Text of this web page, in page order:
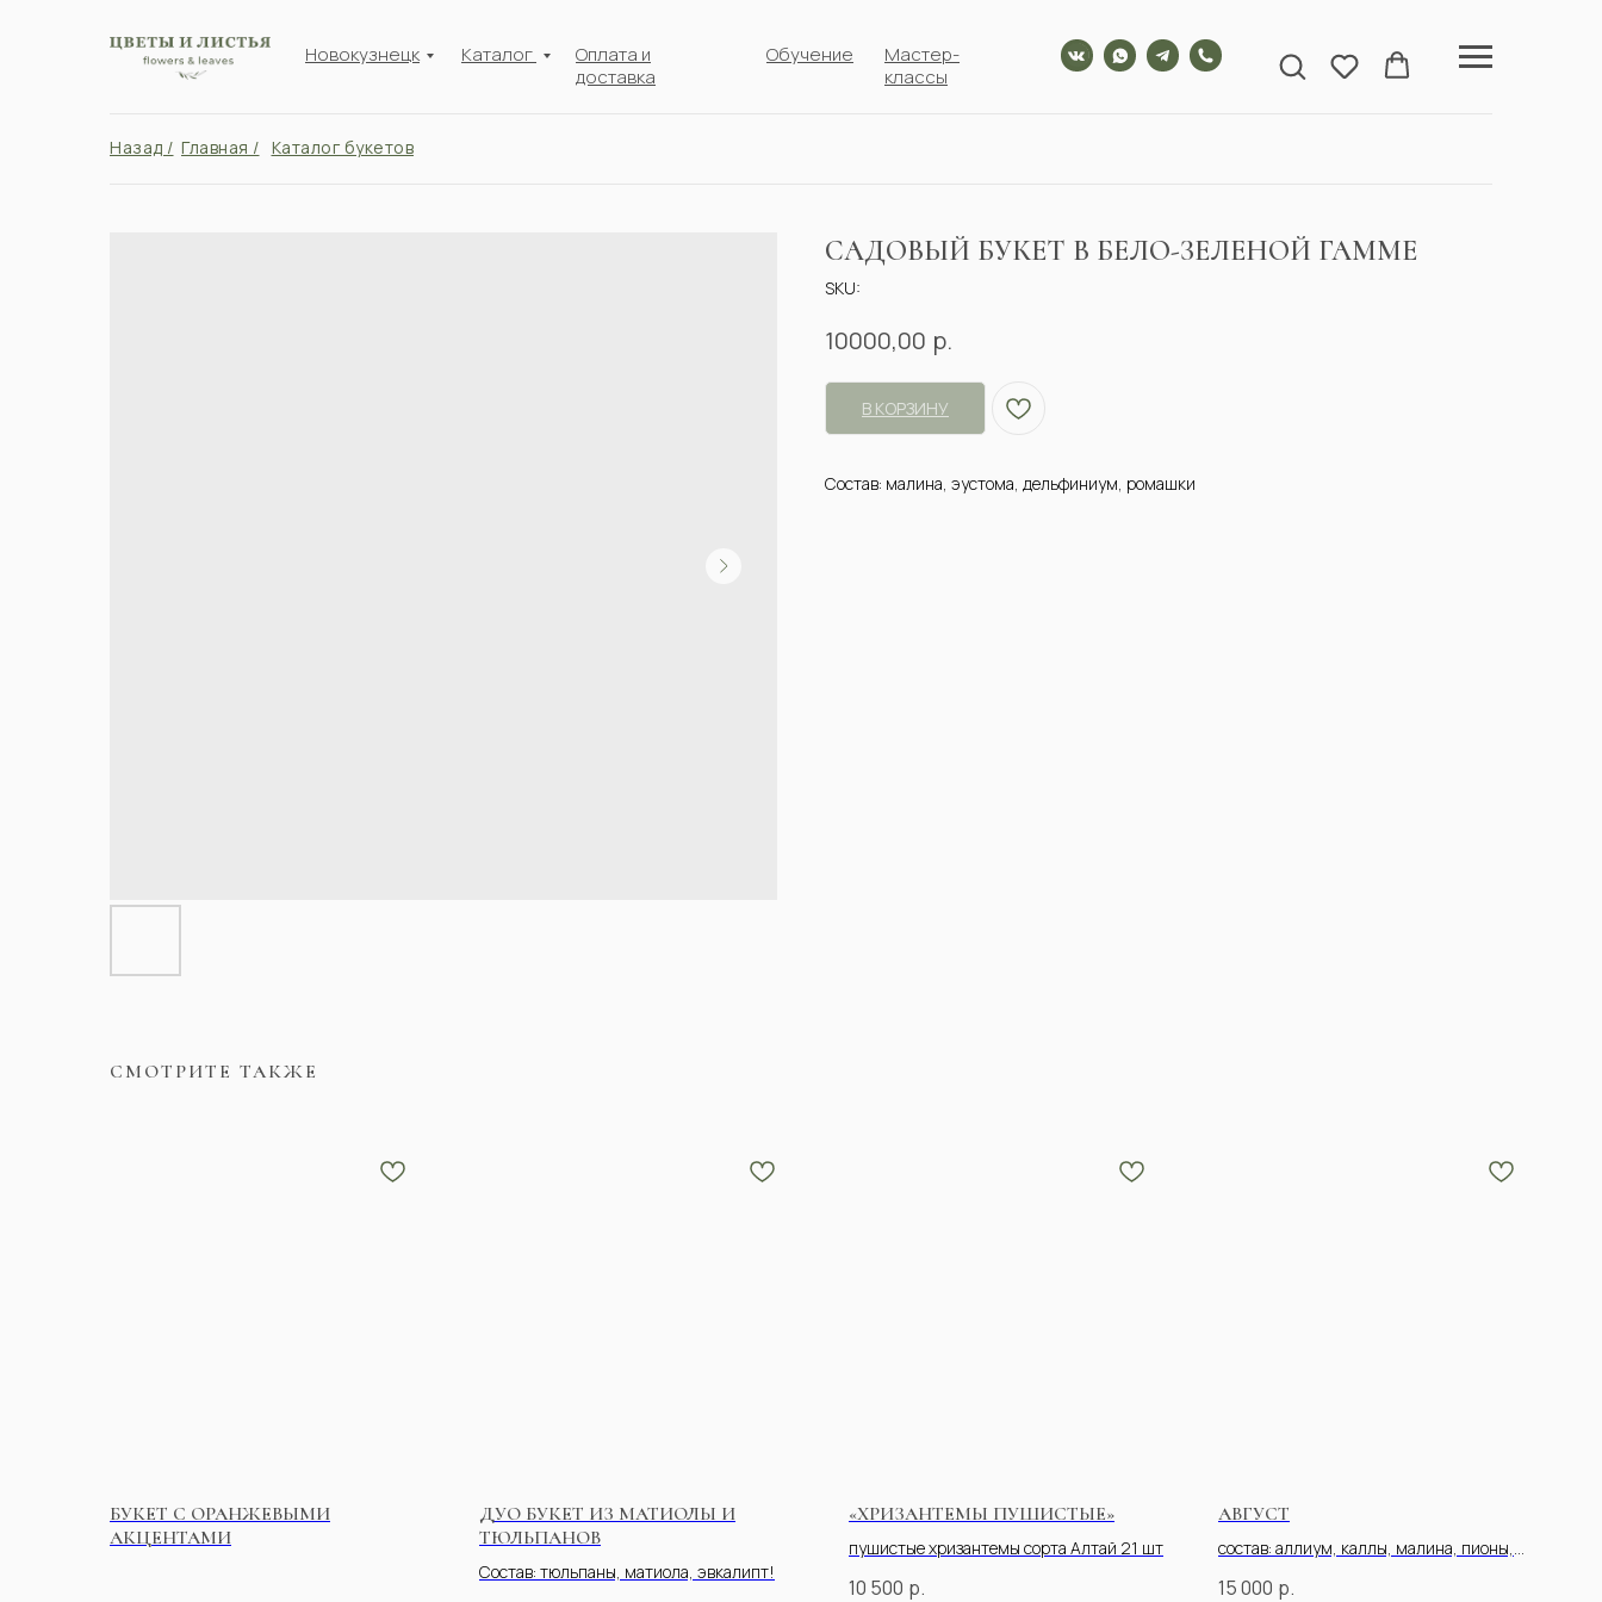
Новокузнецк Каталог
Оплата и
доставка
Обучение
Мастер-
классы
Назад / Главная / Каталог букетов
САДОВЫЙ БУКЕТ В БЕЛО-ЗЕЛЕНОЙ ГАММЕ
SKU:
10000,00 р.
В КОРЗИНУ
Состав: малина, эустома, дельфиниум, ромашки
СМОТРИТЕ ТАКЖЕ
БУКЕТ С ОРАНЖЕВЫМИ
АКЦЕНТАМИ
ДУО БУКЕТ ИЗ МАТИОЛЫ И
ТЮЛЬПАНОВ
Состав: тюльпаны, матиола, эвкалипт!
«ХРИЗАНТЕМЫ ПУШИСТЫЕ»
пушистые хризантемы сорта Алтай 21 шт
10 500 р.
АВГУСТ
состав: аллиум, каллы, малина, пионы,
15 000 р.